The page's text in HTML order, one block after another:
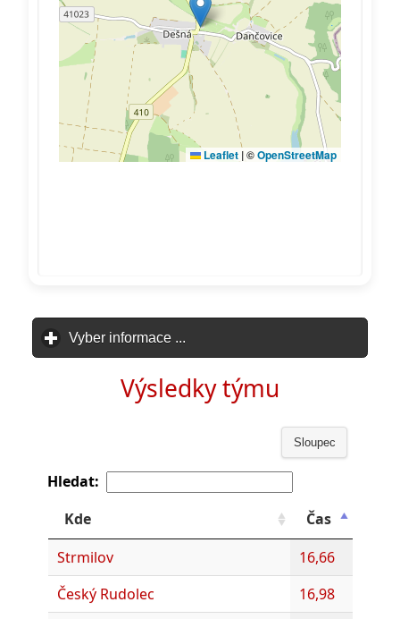
Vyber informace ...
Výsledky týmu
Sloupec
Hledat:
Kde
Čas
Strmilov
16,66
Český Rudolec
16,98